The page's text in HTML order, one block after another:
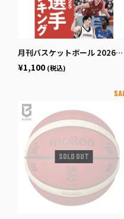
月刊バスケットボール 2026年4月号 (発売日2026年2月25日)
¥1,100 (税込)